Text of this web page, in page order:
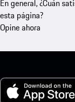
En general, ¿Cuán
esta página?
Opine ahora